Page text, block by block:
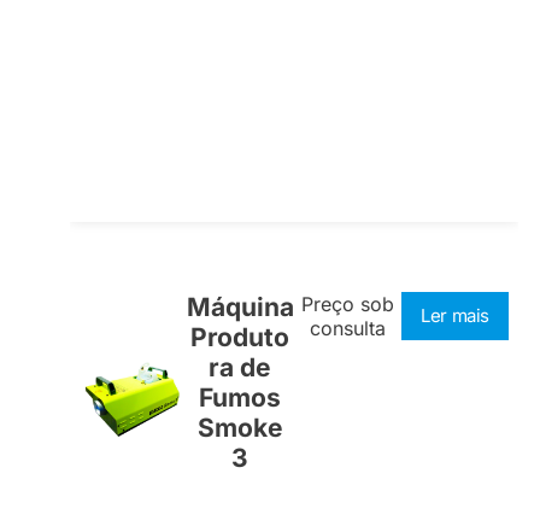
Máquina
Produto
ra de
Fumos
Smoke
3
Preço sob
consulta
Ler mais